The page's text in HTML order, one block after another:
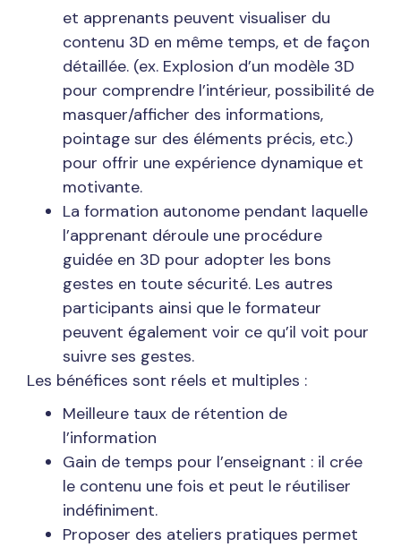
et apprenants peuvent visualiser du
contenu 3D en même temps, et de façon
détaillée. (ex. Explosion d’un modèle 3D
pour comprendre l’intérieur, possibilité de
masquer/afficher des informations,
pointage sur des éléments précis, etc.)
pour offrir une expérience dynamique et
motivante.
La formation autonome pendant laquelle
l’apprenant déroule une procédure
guidée en 3D pour adopter les bons
gestes en toute sécurité. Les autres
participants ainsi que le formateur
peuvent également voir ce qu’il voit pour
suivre ses gestes.
Les bénéfices sont réels et multiples :
Meilleure taux de rétention de
l’information
Gain de temps pour l’enseignant : il crée
le contenu une fois et peut le réutiliser
indéfiniment.
Proposer des ateliers pratiques permet